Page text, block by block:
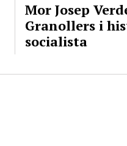
Mor Josep
Granollers i
socialista